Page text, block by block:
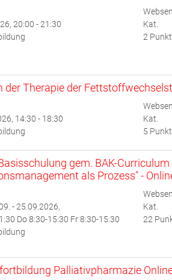
20:00 - 21:30
Kat.
2
der Therapie der
14:30 - 18:30
Kat.
5
gem. BAK-
als Prozess" -
- 25.09.2026,
Do 8:30-15:30 Fr 8:30-15:30
Kat.
22
Palliativpharmazie